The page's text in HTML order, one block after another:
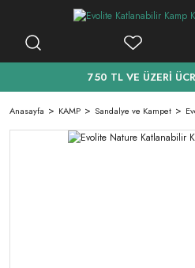
750 TL VE ÜZERİ
Anasayfa KAMP Sandalye ve Kampet